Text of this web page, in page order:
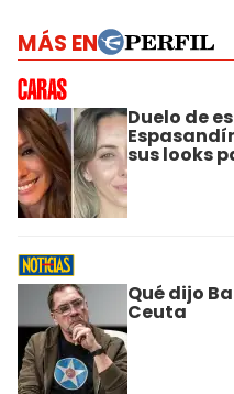
MÁS EN
Duelo de
sus looks
Qué dijo
Ceuta